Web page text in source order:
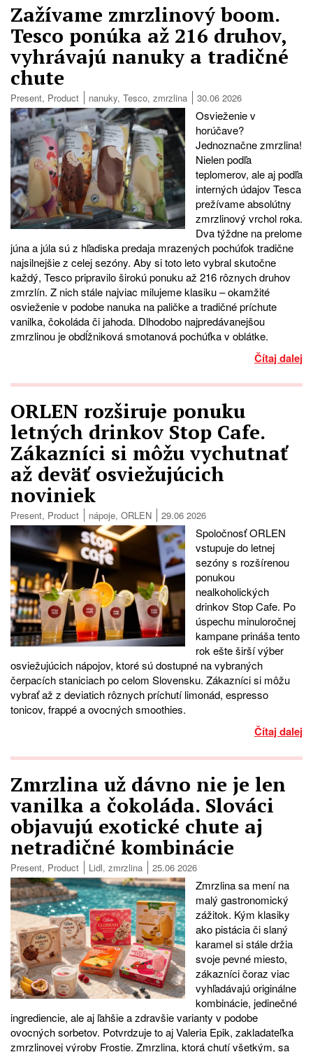
Zažívame zmrzlinový boom.
Tesco ponúka až 216 druhov,
vyhrávajú nanuky a tradičné
chute
Present, Product nanuky, Tesco, zmrzlina 30.06 2026
Osvieženie v
horúčave?
Jednoznačne zmrzlina!
Nielen podľa
teplomerov, ale aj podľa
interných údajov Tesca
prežívame absolútny
zmrzlinový vrchol roka.
Dva týždne na prelome
júna a júla sú z hľadiska predaja mrazených pochúťok tradične
najsilnejšie z celej sezóny. Aby si toto leto vybral skutočne
každý, Tesco pripravilo širokú ponuku až 216 rôznych druhov
zmrzlín. Z nich stále najviac milujeme klasiku – okamžité
osvieženie v podobe nanuka na paličke a tradičné príchute
vanilka, čokoláda či jahoda. Dlhodobo najpredávanejšou
zmrzlinou je obdĺžniková smotanová pochúťka v oblátke.
Čítaj dalej
ORLEN rozširuje ponuku
letných drinkov Stop Cafe.
Zákazníci si môžu vychutnať
až deväť osviežujúcich
noviniek
Present, Product nápoje, ORLEN 29.06 2026
Spoločnosť ORLEN
vstupuje do letnej
sezóny s rozšírenou
ponukou
nealkoholických
drinkov Stop Cafe. Po
úspechu minuloročnej
kampane prináša tento
rok ešte širší výber
osviežujúcich nápojov, ktoré sú dostupné na vybraných
čerpacích staniciach po celom Slovensku. Zákazníci si môžu
vybrať až z deviatich rôznych príchutí limonád, espresso
tonicov, frappé a ovocných smoothies.
Čítaj dalej
Zmrzlina už dávno nie je len
vanilka a čokoláda. Slováci
objavujú exotické chute aj
netradičné kombinácie
Present, Product Lidl, zmrzlina 25.06 2026
Zmrzlina sa mení na
malý gastronomický
zážitok. Kým klasiky
ako pistácia či slaný
karamel si stále držia
svoje pevné miesto,
zákazníci čoraz viac
vyhľadávajú originálne
kombinácie, jedinečné
ingrediencie, ale aj ľahšie a zdravšie varianty v podobe
ovocných sorbetov. Potvrdzuje to aj Valeria Epik, zakladateľka
zmrzlinovej výroby Frostie. Zmrzlina, ktorá chutí všetkým, sa